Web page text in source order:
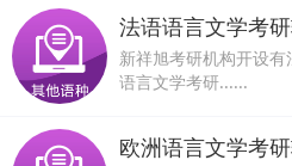
法语语言文学考
新祥旭考研机构开设
语言文学考研......
欧洲语言文学考